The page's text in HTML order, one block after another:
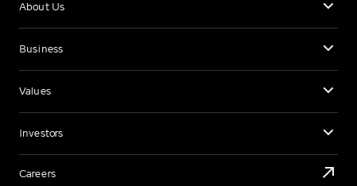
About Us
Business
Values
Investors
Careers